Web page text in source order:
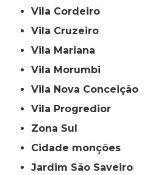
Vila Cordeiro
Vila Cruzeiro
Vila Mariana
Vila Morumbi
Vila Nova Conceição
Vila Progredior
Zona Sul
cidade monções
jardim São Saveiro